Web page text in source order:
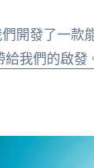
開發了一款
我們的啟發